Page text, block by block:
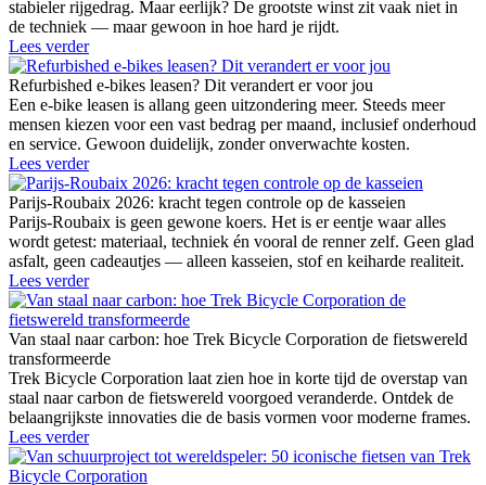
stabieler rijgedrag. Maar eerlijk? De grootste winst zit vaak niet in
de techniek — maar gewoon in hoe hard je rijdt.
Lees verder
Refurbished e-bikes leasen? Dit verandert er voor jou
Een e-bike leasen is allang geen uitzondering meer. Steeds meer
mensen kiezen voor een vast bedrag per maand, inclusief onderhoud
en service. Gewoon duidelijk, zonder onverwachte kosten.
Lees verder
Parijs-Roubaix 2026: kracht tegen controle op de kasseien
Parijs-Roubaix is geen gewone koers. Het is er eentje waar alles
wordt getest: materiaal, techniek én vooral de renner zelf. Geen glad
asfalt, geen cadeautjes — alleen kasseien, stof en keiharde realiteit.
Lees verder
Van staal naar carbon: hoe Trek Bicycle Corporation de fietswereld
transformeerde
Trek Bicycle Corporation laat zien hoe in korte tijd de overstap van
staal naar carbon de fietswereld voorgoed veranderde. Ontdek de
belaangrijkste innovaties die de basis vormen voor moderne frames.
Lees verder